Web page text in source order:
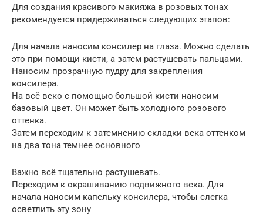
Для создания красивого макияжа в розовых тонах
рекомендуется придерживаться следующих этапов:
Для начала наносим консилер на глаза. Можно сделать
это при помощи кисти, а затем растушевать пальцами.
Наносим прозрачную пудру для закрепления
консилера.
На всё веко с помощью большой кисти наносим
базовый цвет. Он может быть холодного розового
оттенка.
Затем переходим к затемнению складки века оттенком
на два тона темнее основного
Важно всё тщательно растушевать.
Переходим к окрашиванию подвижного века. Для
начала наносим капельку консилера, чтобы слегка
осветлить эту зону